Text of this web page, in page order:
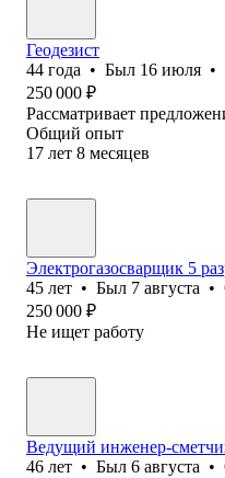
Геодезист
44 года • Был 16 июля •
250 000 ₽
Рассматривает
Общий опыт
17 лет 8 месяцев
Электрогазосварщик 5
45 лет • Был 7 августа •
250 000 ₽
Не ищет работу
Ведущий инженер-
46 лет • Был 6 августа •